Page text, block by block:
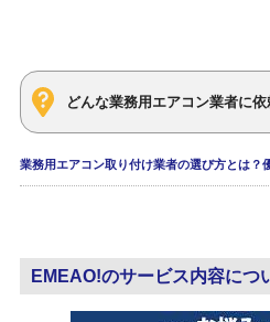
どんな業務用エアコン業者に
業務用エアコン取り付け業者の選び方とは？
EMEAO!のサービス内容につ